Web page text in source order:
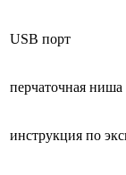
USB порт
перчаточная ниша
инструкция по